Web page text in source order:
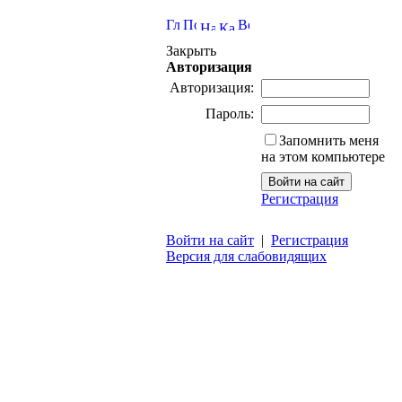
Закрыть
Авторизация
Авторизация:
Пароль:
Запомнить меня
на этом компьютере
Регистрация
Войти на сайт | Регистрация
Версия для слабовидящих